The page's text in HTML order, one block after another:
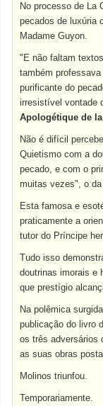
No processo de La
pecados de luxúria
Madame Guyon.
"E não faltam
também
purificante do
irresistível vontade
Apologétique de
Não é difícil
Quietismo com a
pecado, e com o
muitas vezes", o
Esta famosa e
praticamente a
tutor do Príncipe
Tudo isso
doutrinas imorais e
que prestígio
Na polêmica
publicação do livro
os três adversários
as suas obras
Molinos triunfou.
Temporariamente.